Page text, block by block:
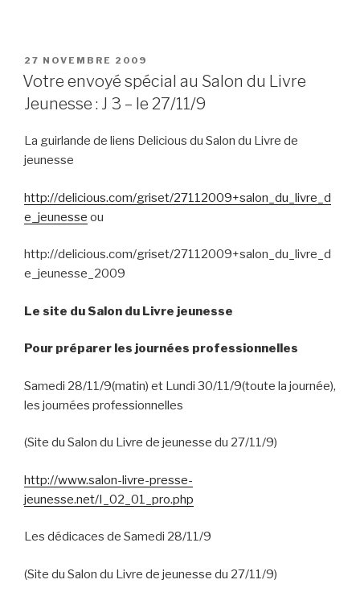
PUBLIÉ
LE
27 NOVEMBRE 2009
Votre envoyé spécial au Salon du Livre
Jeunesse : J 3 – le 27/11/9
La guirlande de liens Delicious du Salon du Livre de
jeunesse
http://delicious.com/griset/27112009+salon_du_livre_d
e_jeunesse ou
http://delicious.com/griset/27112009+salon_du_livre_d
e_jeunesse_2009
Le site du Salon du Livre jeunesse
Pour préparer les journées professionnelles
Samedi 28/11/9(matin) et Lundi 30/11/9(toute la journée),
les journées professionnelles
(Site du Salon du Livre de jeunesse du 27/11/9)
http://www.salon-livre-presse-
jeunesse.net/I_02_01_pro.php
Les dédicaces de Samedi 28/11/9
(Site du Salon du Livre de jeunesse du 27/11/9)